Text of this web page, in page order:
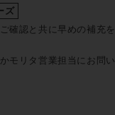
ズ
確認と共に早めの補充を
モリタ営業担当にお問い